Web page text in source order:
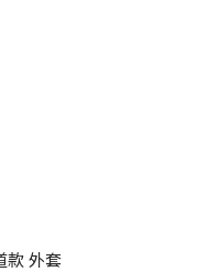
款 外套